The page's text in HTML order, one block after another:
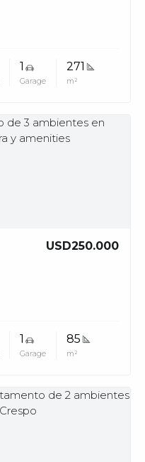
1
Garage
271
m²
USD250.000
1
Garage
85
m²